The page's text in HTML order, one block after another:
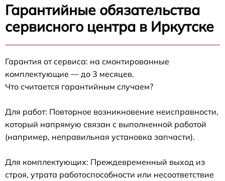
Гарантийные обязательства
сервисного центра в Иркутске
Гарантия от сервиса: на смонтированные
комплектующие — до 3 месяцев.
Что считается гарантийным случаем?
Для работ: Повторное возникновение неисправности,
который напрямую связан с выполненной работой
(например, неправильная установка запчасти).
Для комплектующих: Преждевременный выход из
строя, утрата работоспособности или несоответствие